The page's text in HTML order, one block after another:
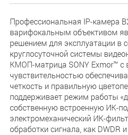
Профессиональная IP-камера
варифокальным объективом
решением для эксплуатации в
круглосуточной системы
КМОП-матрица SONY Exmor™ с
чувствительностью
четкость и правильную
поддерживает режим работы
собственную встроенную ИК-
электромеханический ИК-
обработки сигнала, как DWDR